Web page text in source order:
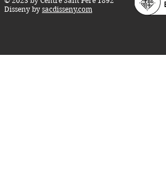
Disseny by sacdisseny.com